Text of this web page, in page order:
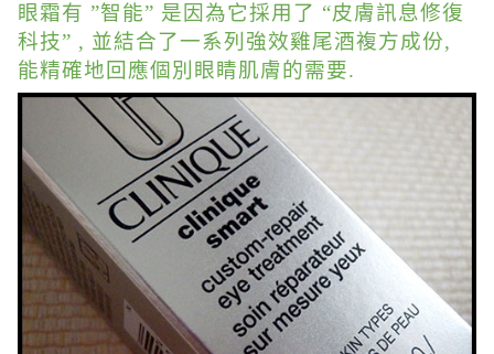
眼霜有 ”智能” 是因為它採用了 “皮膚訊息修復
科技” , 並結合了一系列強效雞尾酒複方成份,
能精確地回應個別眼睛肌膚的需要.